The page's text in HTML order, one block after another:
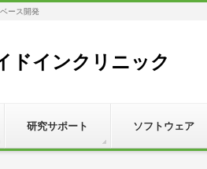
ース開発
ドインクリニック
研究サポート ソフトウェア